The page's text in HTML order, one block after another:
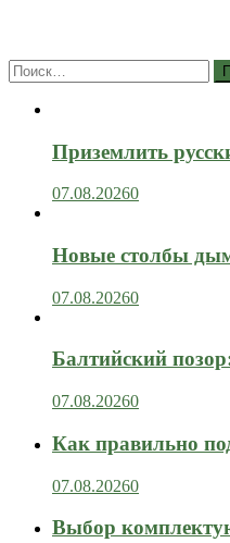
Найти:
Приземлить
07.08.20260
Новые столбы
07.08.20260
Балтийский
07.08.20260
Как правильно
07.08.20260
Выбор